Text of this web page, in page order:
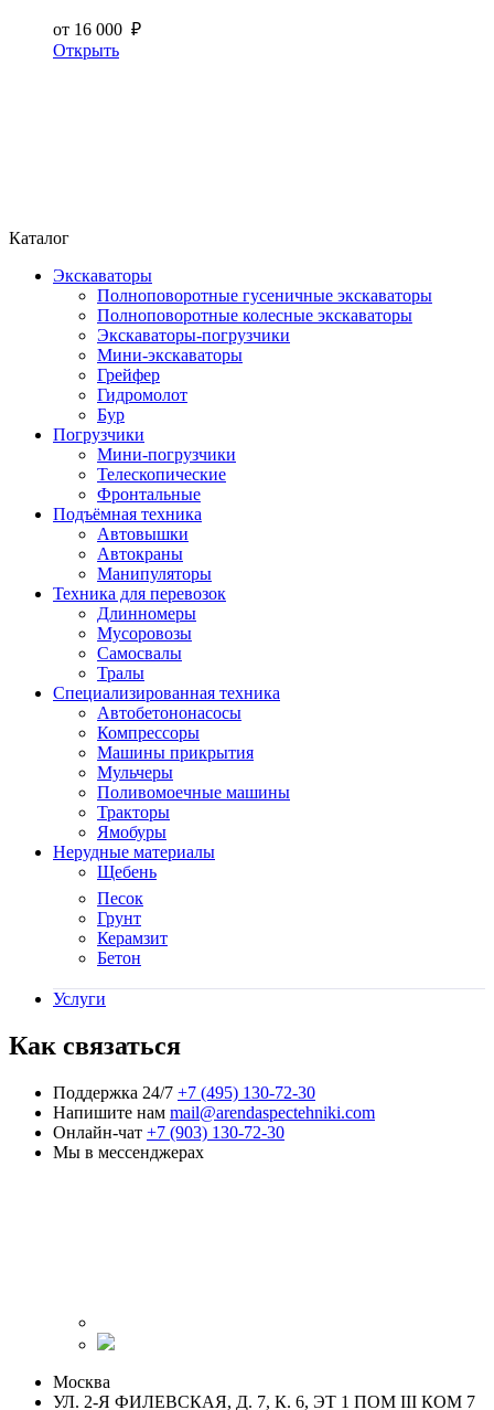
от 16 000 ₽
Открыть
Каталог
Нерудные материалы
Щебень
Песок
Грунт
Керамзит
Бетон
Погрузчики
Мини-погрузчики
Телескопические
Фронтальные
Подъёмная техника
Автовышки
Автокраны
Манипуляторы
Специализированная техника
Автобетононасосы
Компрессоры
Машины прикрытия
Мульчеры
Поливомоечные машины
Тракторы
Ямобуры
Техника для перевозок
Длинномеры
Мусоровозы
Самосвалы
Тралы
Услуги
Экскаваторы
Полноповоротные гусеничные экскаваторы
Полноповоротные колесные экскаваторы
Экскаваторы-погрузчики
Мини-экскаваторы
Грейфер
Гидромолот
Бур
Как связаться
Поддержка 24/7 +7 (495) 130-72-30
Напишите нам mail@arendaspectehniki.com
Онлайн-чат +7 (903) 130-72-30
Мы в мессенджерах
Москва
УЛ. 2-Я ФИЛЕВСКАЯ, Д. 7, К. 6, ЭТ 1 ПОМ III КОМ 7